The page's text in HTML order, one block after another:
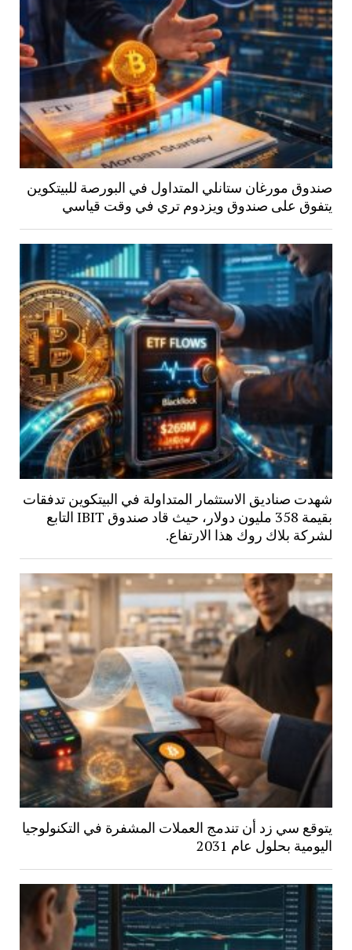
صندوق مورغان ستانلي المتداول في البورصة للبيتكوين
يتفوق على صندوق ويزدوم تري في وقت قياسي
شهدت صناديق الاستثمار المتداولة في البيتكوين تدفقات
بقيمة 358 مليون دولار، حيث قاد صندوق IBIT التابع
لشركة بلاك روك هذا الارتفاع.
يتوقع سي زد أن تندمج العملات المشفرة في التكنولوجيا
اليومية بحلول عام 2031